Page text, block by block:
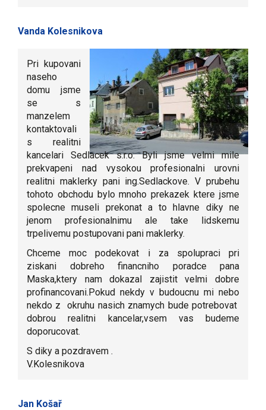
Vanda Kolesnikova
Pri kupovani
naseho
domu jsme
se s
manzelem
kontaktovali
s realitni
kancelari Sedlacek s.r.o. Byli jsme velmi mile
prekvapeni nad vysokou profesionalni urovni
realitni maklerky pani ing.Sedlackove. V prubehu
tohoto obchodu bylo mnoho prekazek ktere jsme
spolecne museli prekonat a to hlavne diky ne
jenom profesionalnimu ale take lidskemu
trpelivemu postupovani pani maklerky.
Chceme moc podekovat i za spolupraci pri
ziskani dobreho financniho poradce pana
Maska,ktery nam dokazal zajistit velmi dobre
profinancovani.Pokud nekdy v budoucnu mi nebo
nekdo z okruhu nasich znamych bude potrebovat
dobrou realitni kancelar,vsem vas budeme
doporucovat.
S diky a pozdravem .
V.Kolesnikova
Jan Košař